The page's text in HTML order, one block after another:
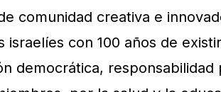
comunidad creativa e
israelíes con 100 años de
democrática,